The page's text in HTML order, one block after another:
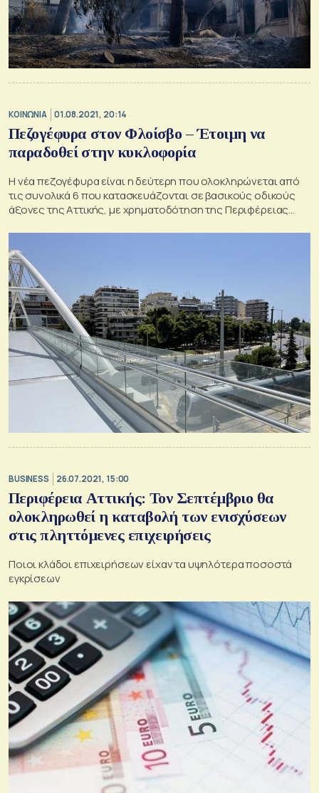
ΚΟΙΝΩΝΙΑ 01.08.2021, 20:14
Πεζογέφυρα στον Φλοίσβο – Έτοιμη να
παραδοθεί στην κυκλοφορία
Η νέα πεζογέφυρα είναι η δεύτερη που ολοκληρώνεται από
τις συνολικά 6 που κατασκευάζονται σε βασικούς οδικούς
άξονες της Αττικής, με χρηματοδότηση της Περιφέρειας
BUSINESS 26.07.2021, 15:00
Περιφέρεια Αττικής: Τον Σεπτέμβριο θα
ολοκληρωθεί η καταβολή των ενισχύσεων
στις πληττόμενες επιχειρήσεις
Ποιοι κλάδοι επιχειρήσεων είχαν τα υψηλότερα ποσοστά
εγκρίσεων